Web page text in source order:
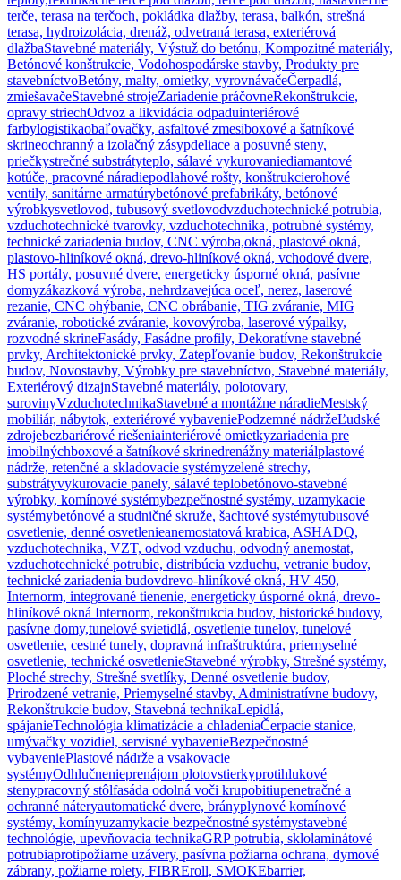
terče, terasa na terčoch, pokládka dlažby, terasa, balkón, strešná
terasa, hydroizolácia, drenáž, odvetraná terasa, exteriérová
dlažbaStavebné materiály, Výstuž do betónu, Kompozitné materiály,
Betónové konštrukcie, Vodohospodárske stavby, Produkty pre
stavebníctvoBetóny, malty, omietky, vyrovnávačeČerpadlá,
zmiešavačeStavebné strojeZariadenie práčovneRekonštrukcie,
opravy striechOdvoz a likvidácia odpaduinteriérové
farbylogistikaobaľovačky, asfaltové zmesiboxové a šatníkové
skrineochranný a izolačný zásypdeliace a posuvné steny,
priečkystrečné substrátyteplo, sálavé vykurovaniediamantové
kotúče, pracovné náradiepodlahové rošty, konštrukcierohové
ventily, sanitárne armatúrybetónové prefabrikáty, betónové
výrobkysvetlovod, tubusový svetlovodvzduchotechnické potrubia,
vzduchotechnické tvarovky, vzduchotechnika, potrubné systémy,
technické zariadenia budov, CNC výroba,okná, plastové okná,
plastovo-hliníkové okná, drevo-hliníkové okná, vchodové dvere,
HS portály, posuvné dvere, energeticky úsporné okná, pasívne
domyzákazková výroba, nehrdzavejúca oceľ, nerez, laserové
rezanie, CNC ohýbanie, CNC obrábanie, TIG zváranie, MIG
zváranie, robotické zváranie, kovovýroba, laserové výpalky,
rozvodné skrineFasády, Fasádne profily, Dekoratívne stavebné
prvky, Architektonické prvky, Zatepľovanie budov, Rekonštrukcie
budov, Novostavby, Výrobky pre stavebníctvo, Stavebné materiály,
Exteriérový dizajnStavebné materiály, polotovary,
surovinyVzduchotechnikaStavebné a montážne náradieMestský
mobiliár, nábytok, exteriérové vybaveniePodzemné nádržeĽudské
zdrojebezbariérové riešeniainteriérové omietkyzariadenia pre
imobilnýchboxové a šatníkové skrinedrenážny materiálplastové
nádrže, retenčné a skladovacie systémyzelené strechy,
substrátyvykurovacie panely, sálavé teplobetónovo-stavebné
výrobky, komínové systémybezpečnostné systémy, uzamykacie
systémybetónové a studničné skruže, šachtové systémytubusové
osvetlenie, denné osvetlenieanemostatová krabica, ASHADQ,
vzduchotechnika, VZT, odvod vzduchu, odvodný anemostat,
vzduchotechnické potrubie, distribúcia vzduchu, vetranie budov,
technické zariadenia budovdrevo-hliníkové okná, HV 450,
Internorm, integrované tienenie, energeticky úsporné okná, drevo-
hliníkové okná Internorm, rekonštrukcia budov, historické budovy,
pasívne domy,tunelové svietidlá, osvetlenie tunelov, tunelové
osvetlenie, cestné tunely, dopravná infraštruktúra, priemyselné
osvetlenie, technické osvetlenieStavebné výrobky, Strešné systémy,
Ploché strechy, Strešné svetlíky, Denné osvetlenie budov,
Prirodzené vetranie, Priemyselné stavby, Administratívne budovy,
Rekonštrukcie budov, Stavebná technikaLepidlá,
spájanieTechnológia klimatizácie a chladeniaČerpacie stanice,
umývačky vozidiel, servisné vybavenieBezpečnostné
vybaveniePlastové nádrže a vsakovacie
systémyOdhlučnenieprenájom plotovstierkyprotihlukové
stenypracovný stôlfasáda odolná voči krupobitiupenetračné a
ochranné náteryautomatické dvere, brányplynové komínové
systémy, komínyuzamykacie bezpečnostné systémystavebné
technológie, upevňovacia technikaGRP potrubia, sklolaminátové
potrubiaprotipožiarne uzávery, pasívna požiarna ochrana, dymové
zábrany, požiarne rolety, FIBREroll, SMOKEbarrier,